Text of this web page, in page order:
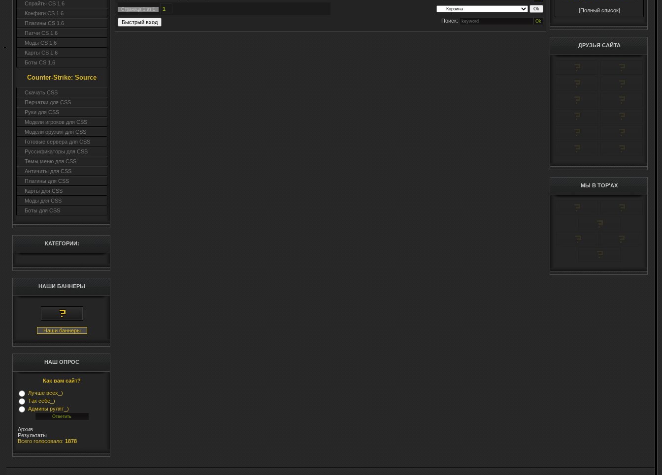
Спрайты CS 1.6
Конфиги CS 1.6
Плагины CS 1.6
Патчи CS 1.6
Моды CS 1.6
Карты CS 1.6
Боты CS 1.6
Counter-Strike: Source
Cкачать CSS
Перчатки для CSS
Руки для CSS
Модели игроков для CSS
Модели оружия для CSS
Готовые сервера для CSS
Руссификаторы для CSS
Темы меню для CSS
Античиты для CSS
Плагины для CSS
Карты для CSS
Моды для CSS
Боты для CSS
КАТЕГОРИИ:
НАШИ БАННЕРЫ
Наши баннеры
НАШ ОПРОС
Как вам сайт?
Лучше всех_)
Так себе_)
Админы рулят_)
Архив
Результаты
Всего голосовало: 1878
Страница 1 из 1
1
Поиск:
[Полный список]
ДРУЗЬЯ САЙТА
МЫ В TOP'AX